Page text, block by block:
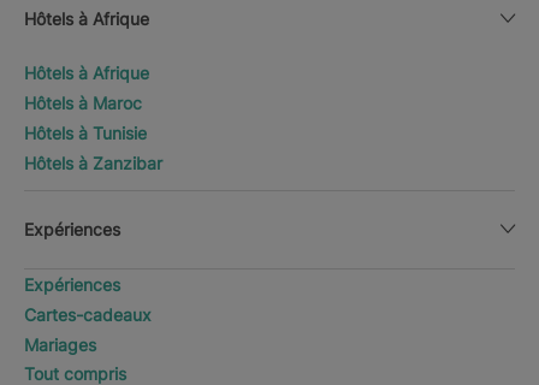
Hôtels à Afrique
Hôtels à Afrique
Hôtels à Maroc
Hôtels à Tunisie
Hôtels à Zanzibar
Expériences
Expériences
Cartes-cadeaux
Mariages
Tout compris